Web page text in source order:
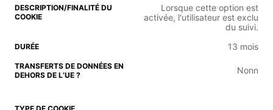
Lorsque cette option est
activée, l'utilisateur est exclu
du suivi.
13 mois
Nonn